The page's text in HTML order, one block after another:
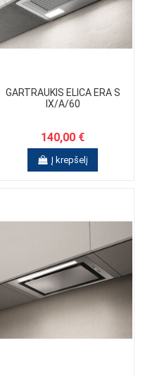
GARTRAUKIS ELICA ERA S
IX/A/60
140,00 €
Į krepšelį